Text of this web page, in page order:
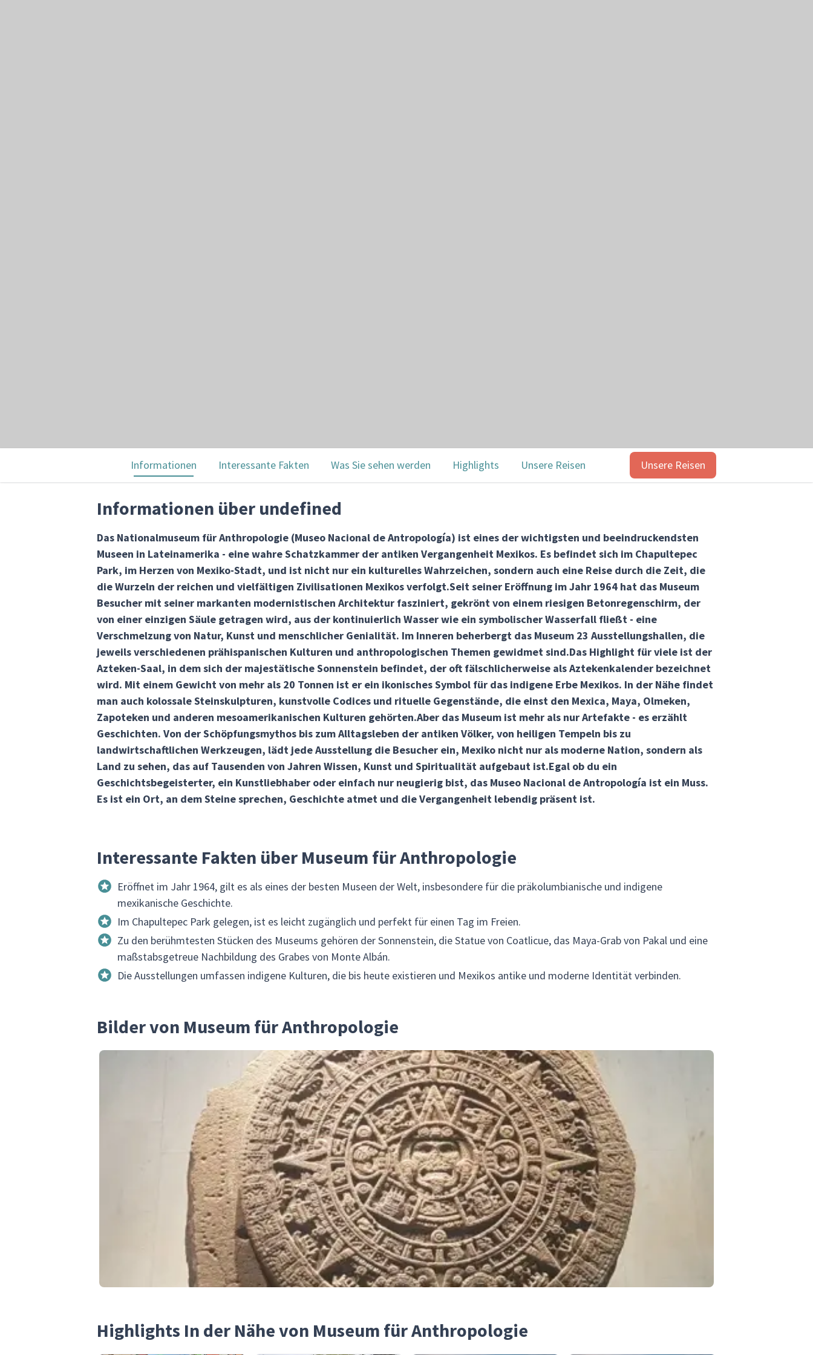
Informationen Interessante Fakten Was Sie sehen werden Highlights Unsere Reisen Unsere Reisen
Informationen über undefined
Das Nationalmuseum für Anthropologie (Museo Nacional de Antropología) ist eines der wichtigsten und beeindruckendsten
Museen in Lateinamerika - eine wahre Schatzkammer der antiken Vergangenheit Mexikos. Es befindet sich im Chapultepec
Park, im Herzen von Mexiko-Stadt, und ist nicht nur ein kulturelles Wahrzeichen, sondern auch eine Reise durch die Zeit, die
die Wurzeln der reichen und vielfältigen Zivilisationen Mexikos verfolgt.Seit seiner Eröffnung im Jahr 1964 hat das Museum
Besucher mit seiner markanten modernistischen Architektur fasziniert, gekrönt von einem riesigen Betonregenschirm, der
von einer einzigen Säule getragen wird, aus der kontinuierlich Wasser wie ein symbolischer Wasserfall fließt - eine
Verschmelzung von Natur, Kunst und menschlicher Genialität. Im Inneren beherbergt das Museum 23 Ausstellungshallen, die
jeweils verschiedenen prähispanischen Kulturen und anthropologischen Themen gewidmet sind.Das Highlight für viele ist der
Azteken-Saal, in dem sich der majestätische Sonnenstein befindet, der oft fälschlicherweise als Aztekenkalender bezeichnet
wird. Mit einem Gewicht von mehr als 20 Tonnen ist er ein ikonisches Symbol für das indigene Erbe Mexikos. In der Nähe findet
man auch kolossale Steinskulpturen, kunstvolle Codices und rituelle Gegenstände, die einst den Mexica, Maya, Olmeken,
Zapoteken und anderen mesoamerikanischen Kulturen gehörten.Aber das Museum ist mehr als nur Artefakte - es erzählt
Geschichten. Von der Schöpfungsmythos bis zum Alltagsleben der antiken Völker, von heiligen Tempeln bis zu
landwirtschaftlichen Werkzeugen, lädt jede Ausstellung die Besucher ein, Mexiko nicht nur als moderne Nation, sondern als
Land zu sehen, das auf Tausenden von Jahren Wissen, Kunst und Spiritualität aufgebaut ist.Egal ob du ein
Geschichtsbegeisterter, ein Kunstliebhaber oder einfach nur neugierig bist, das Museo Nacional de Antropología ist ein Muss.
Es ist ein Ort, an dem Steine sprechen, Geschichte atmet und die Vergangenheit lebendig präsent ist.
Interessante Fakten über Museum für Anthropologie
Eröffnet im Jahr 1964, gilt es als eines der besten Museen der Welt, insbesondere für die präkolumbianische und indigene
mexikanische Geschichte.
Im Chapultepec Park gelegen, ist es leicht zugänglich und perfekt für einen Tag im Freien.
Zu den berühmtesten Stücken des Museums gehören der Sonnenstein, die Statue von Coatlicue, das Maya-Grab von Pakal und eine
maßstabsgetreue Nachbildung des Grabes von Monte Albán.
Die Ausstellungen umfassen indigene Kulturen, die bis heute existieren und Mexikos antike und moderne Identität verbinden.
Bilder von Museum für Anthropologie
Highlights In der Nähe von Museum für Anthropologie